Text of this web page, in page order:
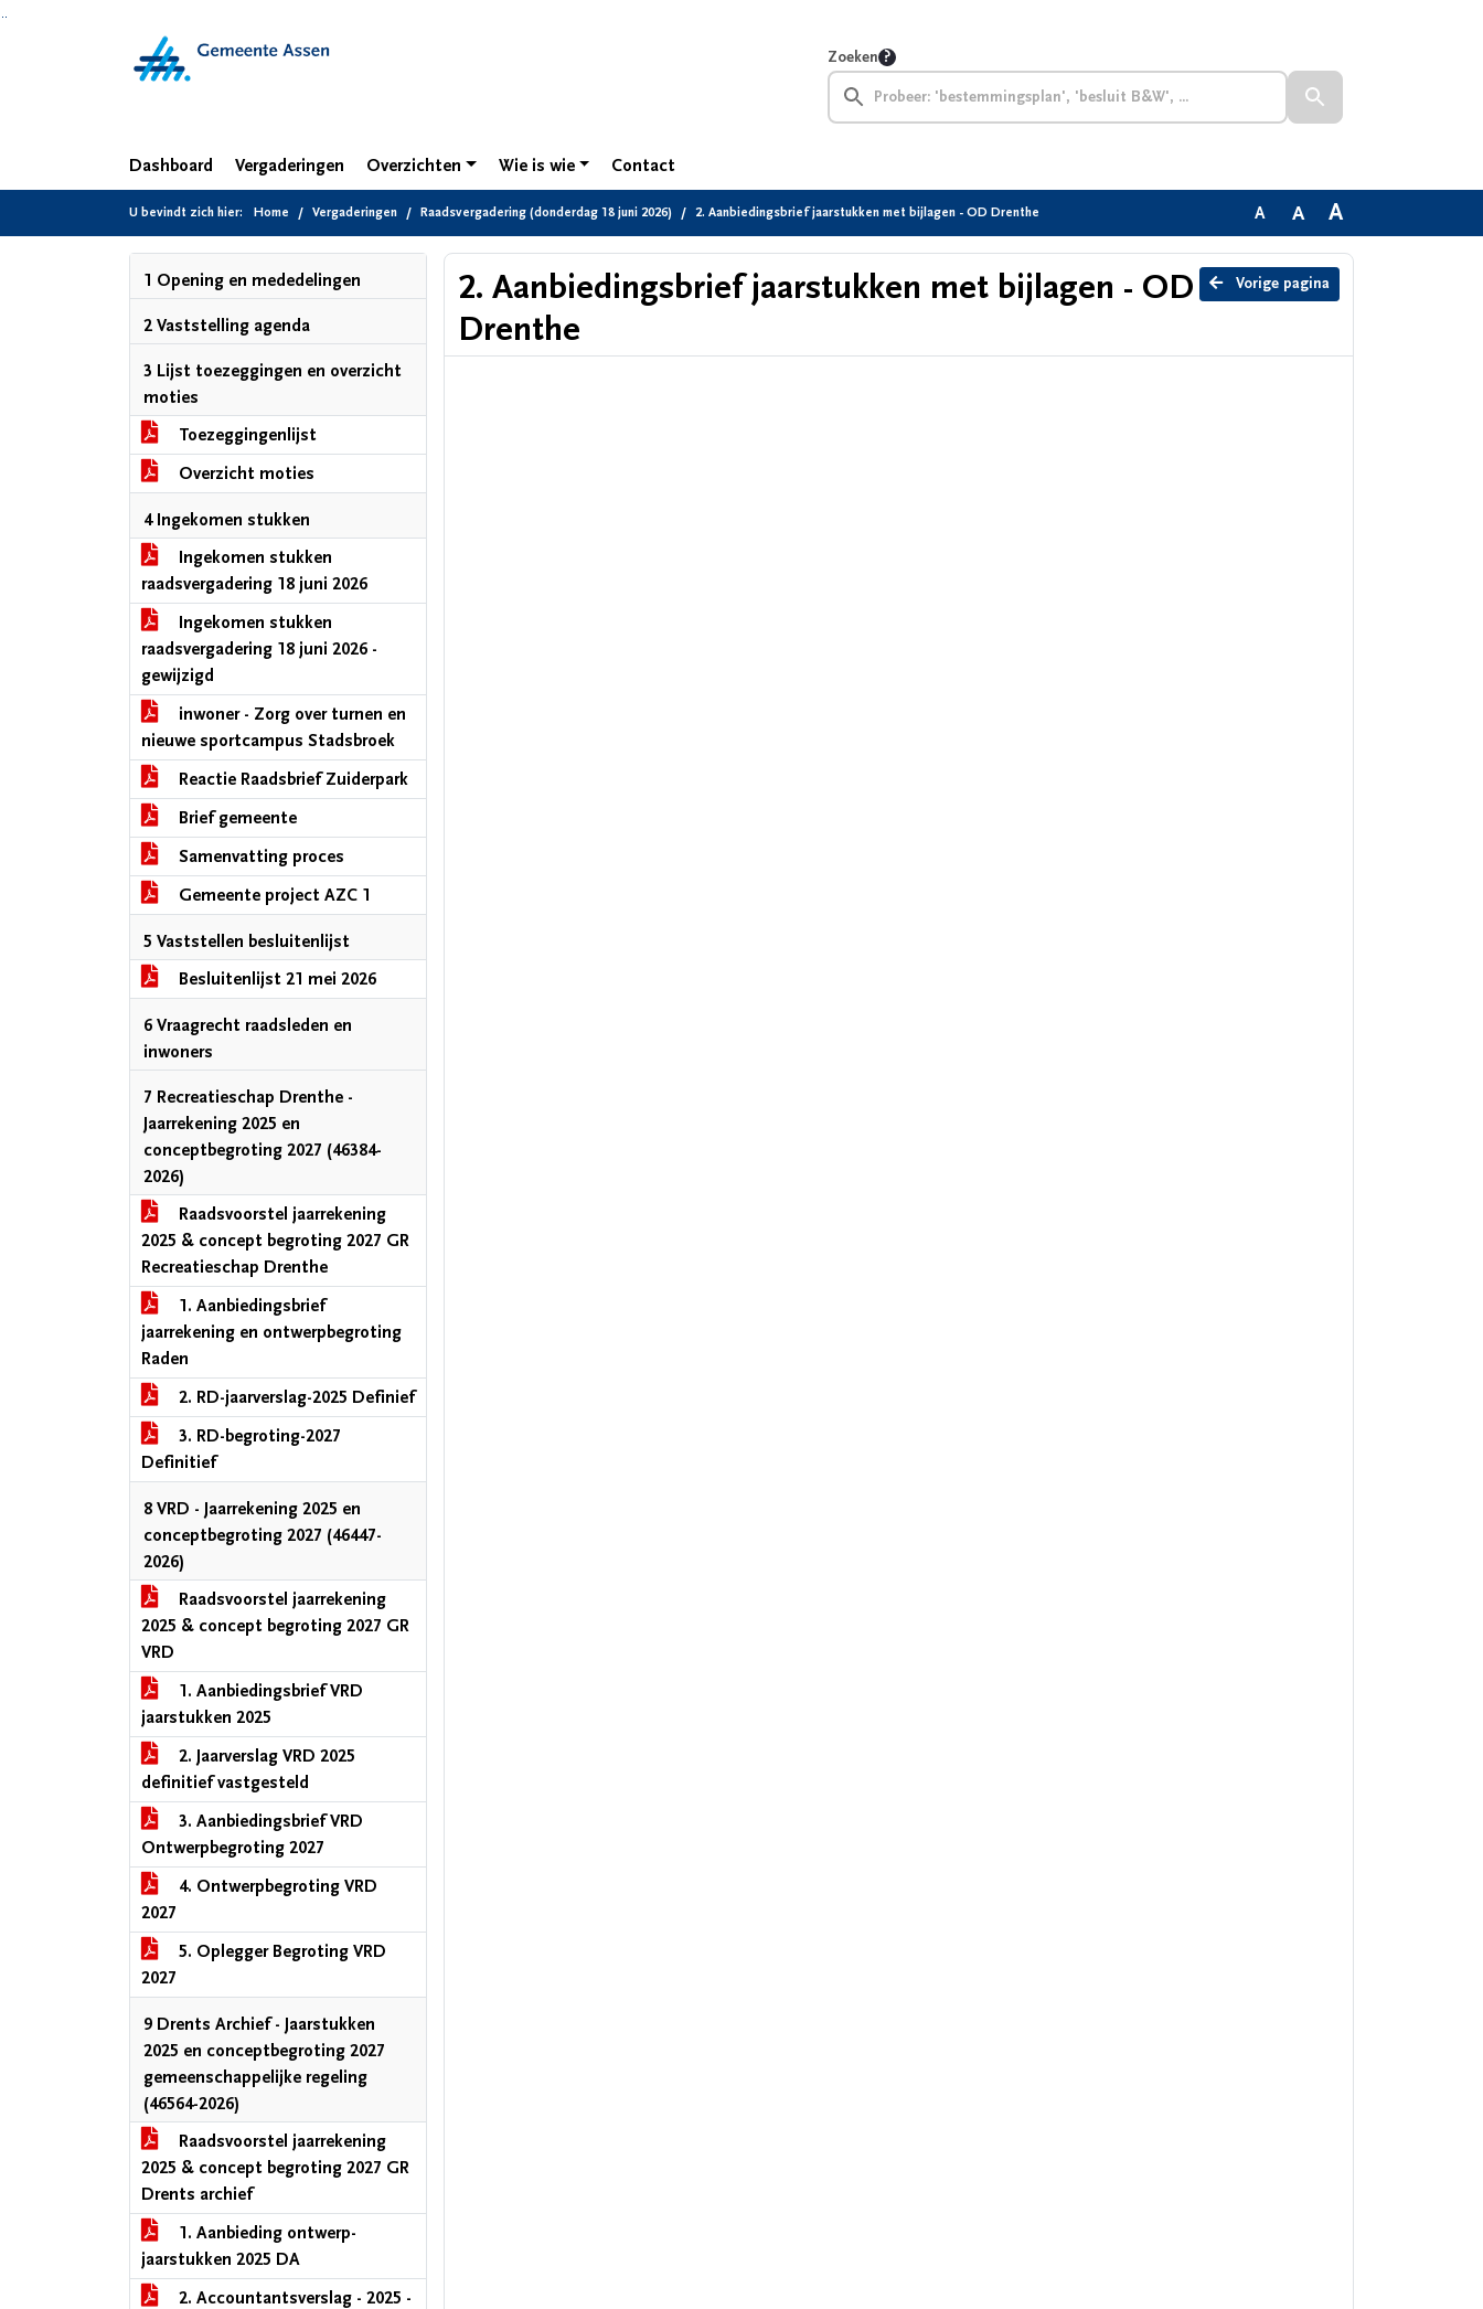
Zoeken
Dashboard Vergaderingen Overzichten Wie is wie Contact
U bevindt zich hier: Home Vergaderingen Raadsvergadering (donderdag 18 juni 2026) 2. Aanbiedingsbrief jaarstukken met bijlagen - OD Drenthe A A A
1 Opening en mededelingen
2 Vaststelling agenda
3 Lijst toezeggingen en overzicht
moties
Toezeggingenlijst
Overzicht moties
4 Ingekomen stukken
Ingekomen stukken
raadsvergadering 18 juni 2026
Ingekomen stukken
raadsvergadering 18 juni 2026 -
gewijzigd
inwoner - Zorg over turnen en
nieuwe sportcampus Stadsbroek
Reactie Raadsbrief Zuiderpark
Brief gemeente
Samenvatting proces
Gemeente project AZC 1
5 Vaststellen besluitenlijst
Besluitenlijst 21 mei 2026
6 Vraagrecht raadsleden en
inwoners
7 Recreatieschap Drenthe -
Jaarrekening 2025 en
conceptbegroting 2027 (46384-
2026)
Raadsvoorstel jaarrekening
2025 & concept begroting 2027 GR
Recreatieschap Drenthe
1. Aanbiedingsbrief
jaarrekening en ontwerpbegroting
Raden
2. RD-jaarverslag-2025 Definief
3. RD-begroting-2027
Definitief
8 VRD - Jaarrekening 2025 en
conceptbegroting 2027 (46447-
2026)
Raadsvoorstel jaarrekening
2025 & concept begroting 2027 GR
VRD
1. Aanbiedingsbrief VRD
jaarstukken 2025
2. Jaarverslag VRD 2025
definitief vastgesteld
3. Aanbiedingsbrief VRD
Ontwerpbegroting 2027
4. Ontwerpbegroting VRD
2027
5. Oplegger Begroting VRD
2027
9 Drents Archief - Jaarstukken
2025 en conceptbegroting 2027
gemeenschappelijke regeling
(46564-2026)
Raadsvoorstel jaarrekening
2025 & concept begroting 2027 GR
Drents archief
1. Aanbieding ontwerp-
jaarstukken 2025 DA
2. Accountantsverslag - 2025 -
Vorige pagina
2. Aanbiedingsbrief jaarstukken met bijlagen - OD
Drenthe